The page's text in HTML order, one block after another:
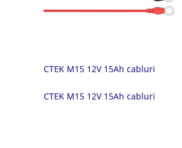
CTEK M15 12V 15Ah cabluri
CTEK M15 12V 15Ah cabluri